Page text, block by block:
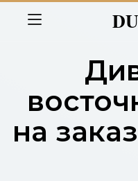
на